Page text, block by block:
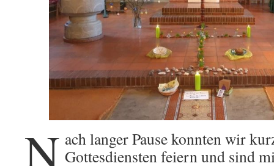
N ach langer Pause konnten wir
Gottesdiensten feiern und sind